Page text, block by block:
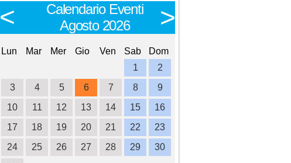
<
Calendario Eventi
Agosto 2026
>
Lun Mar Mer Gio Ven Sab
Dom
1
2
3
4 5 6 7 8
9
10
11 12 13 14 15
16
17
18 19 20 21 22
23
24
25 26 27 28 29
30